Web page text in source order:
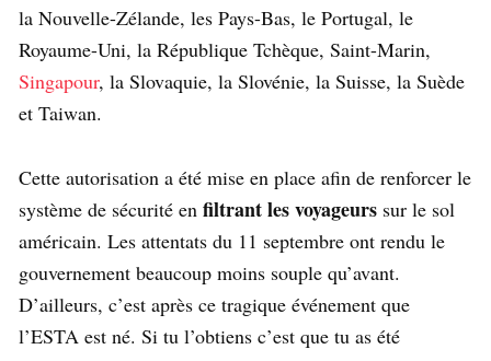
la Nouvelle-Zélande, les Pays-Bas, le Portugal, le
Royaume-Uni, la République Tchèque, Saint-Marin,
Singapour, la Slovaquie, la Slovénie, la Suisse, la Suède
et Taiwan.
Cette autorisation a été mise en place afin de renforcer le
système de sécurité en filtrant les voyageurs sur le sol
américain. Les attentats du 11 septembre ont rendu le
gouvernement beaucoup moins souple qu’avant.
D’ailleurs, c’est après ce tragique événement que
l’ESTA est né. Si tu l’obtiens c’est que tu as été